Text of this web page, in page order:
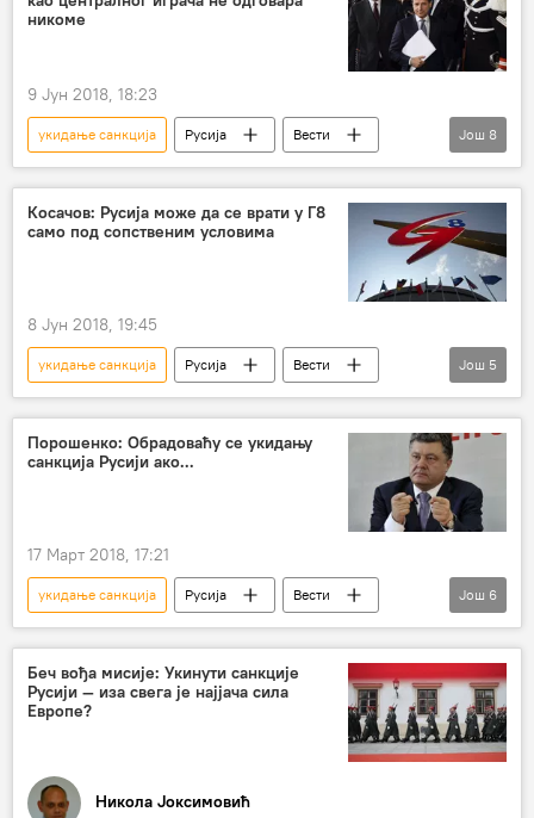
европске дипломате Европа
никоме
9 Јун 2018, 18:23
укидање санкција Русија
Вести
Свет
Италија
Канада
Ђузепе Конте
санкције Русији
Европа
Још 8
Косачов: Русија може да се врати у Г8
само под сопственим условима
8 Јун 2018, 19:45
укидање санкција Русија
Вести
Свет
Константин Косачов
Доналд Трамп
Г7 Г8
Још 5
Порошенко: Обрадоваћу се укидању
санкција Русији ако...
17 Март 2018, 17:21
укидање санкција Русија
Вести
Свет
Донбас
Украјина
Петро Порошенко
санкције Русији
Европа
Још 6
Беч вођа мисије: Укинути санкције
Русији — иза свега је најјача сила
Европе?
Никола Јоксимовић